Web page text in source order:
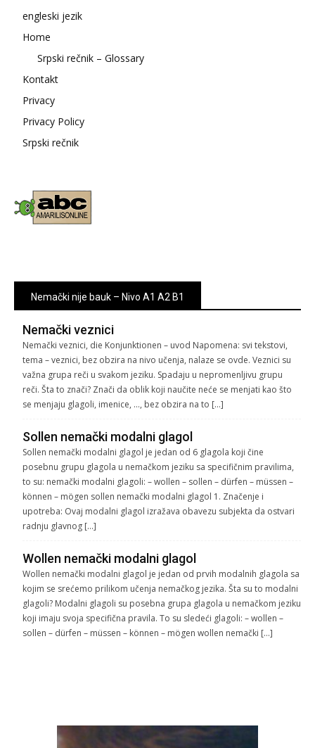
engleski jezik
Home
Srpski rečnik – Glossary
Kontakt
Privacy
Privacy Policy
Srpski rečnik
Nemački nije bauk – Nivo A1 A2 B1
Nemački veznici
Nemački veznici, die Konjunktionen – uvod Napomena: svi tekstovi,
tema – veznici, bez obzira na nivo učenja, nalaze se ovde. Veznici su
važna grupa reči u svakom jeziku. Spadaju u nepromenljivu grupu
reči. Šta to znači? Znači da oblik koji naučite neće se menjati kao što
se menjaju glagoli, imenice, …, bez obzira na to […]
Sollen nemački modalni glagol
Sollen nemački modalni glagol je jedan od 6 glagola koji čine
posebnu grupu glagola u nemačkom jeziku sa specifičnim pravilima,
to su: nemački modalni glagoli: – wollen – sollen – dürfen – müssen –
können – mögen sollen nemački modalni glagol 1. Značenje i
upotreba: Ovaj modalni glagol izražava obavezu subjekta da ostvari
radnju glavnog […]
Wollen nemački modalni glagol
Wollen nemački modalni glagol je jedan od prvih modalnih glagola sa
kojim se srećemo prilikom učenja nemačkog jezika. Šta su to modalni
glagoli? Modalni glagoli su posebna grupa glagola u nemačkom jeziku
koji imaju svoja specifična pravila. To su sledeći glagoli: – wollen –
sollen – dürfen – müssen – können – mögen wollen nemački […]